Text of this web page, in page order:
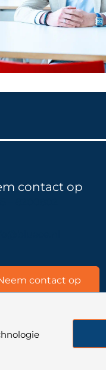
contact op
contact op